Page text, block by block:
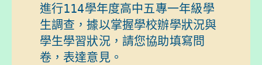
進行114學年度高中五專一年級學
生調查，據以掌握學校辦學狀況與
學生學習狀況，請您協助填寫問
卷，表達意見。